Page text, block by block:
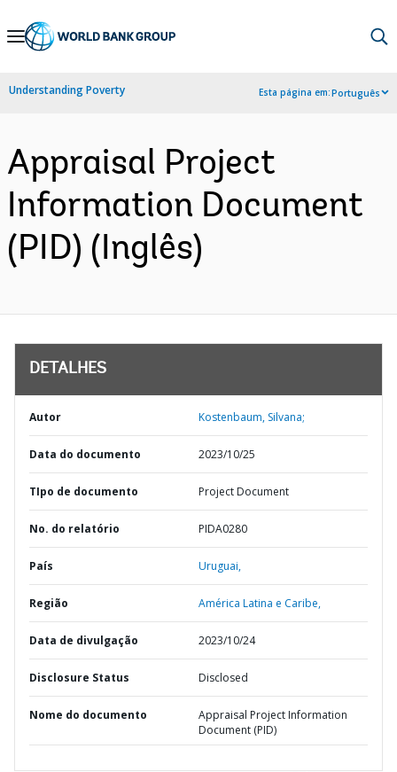
Skip
Navigation
Understanding Poverty Esta página em:Português
Appraisal Project
Information Document
(PID) (Inglês)
DETALHES
Autor Kostenbaum, Silvana;
Data do documento 2023/10/25
TIpo de documento Project Document
No. do relatório PIDA0280
País Uruguai,
Região América Latina e Caribe,
Data de divulgação 2023/10/24
Disclosure Status Disclosed
Nome do documento
Appraisal Project Information
Document (PID)